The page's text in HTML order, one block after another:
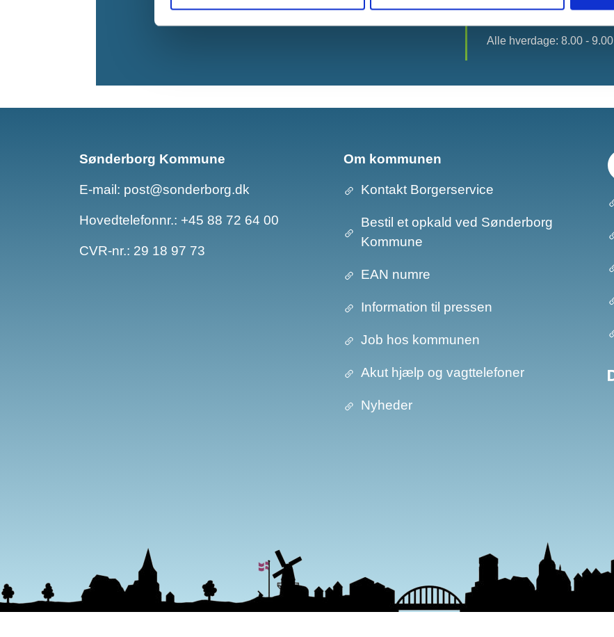
Telefontider:
Alle hverdage: 8.00 - 9.00
Sønderborg Kommune
E-mail: post@sonderborg.dk
Hovedtelefonnr.: +45 88 72 64 00
CVR-nr.: 29 18 97 73
Om kommunen
Kontakt Borgerservice
Bestil et opkald ved Sønderborg
Kommune
EAN numre
Information til pressen
Job hos kommunen
Akut hjælp og vagttelefoner
Nyheder